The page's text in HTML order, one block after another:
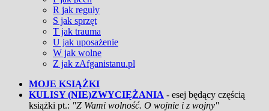
R jak reguły
S jak sprzęt
T jak trauma
U jak uposażenie
W jak wolne
Z jak zAfganistanu.pl
MOJE KSIĄŻKI
KULISY (NIE)ZWYCIĘŻANIA - esej będący częścią
książki pt.: "Z Wami wolność. O wojnie i z wojny"